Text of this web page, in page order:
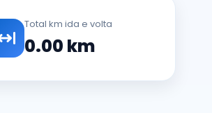
Total km ida e volta
0.00 km